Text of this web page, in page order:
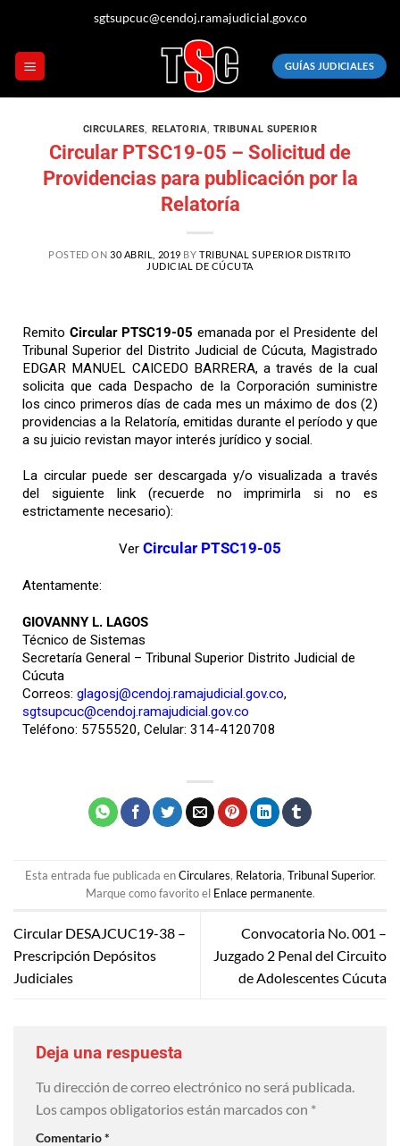
sgtsupcuc@cendoj.ramajudicial.gov.co
GUÍAS JUDICIALES
CIRCULARES, RELATORIA, TRIBUNAL SUPERIOR
Circular PTSC19-05 – Solicitud de
Providencias para publicación por la
Relatoría
POSTED ON 30 ABRIL, 2019 BYTRIBUNAL SUPERIOR DISTRITO
JUDICIAL DE CÚCUTA
Remito Circular PTSC19-05 emanada por el Presidente del
Tribunal Superior del Distrito Judicial de Cúcuta, Magistrado
EDGAR MANUEL CAICEDO BARRERA, a través de la cual
solicita que cada Despacho de la Corporación suministre
los cinco primeros días de cada mes un máximo de dos (2)
providencias a la Relatoría, emitidas durante el período y que
a su juicio revistan mayor interés jurídico y social.
La circular puede ser descargada y/o visualizada a través
del siguiente link (recuerde no imprimirla si no es
estrictamente necesario):
Ver Circular PTSC19-05
Atentamente:
GIOVANNY L. LAGOS
Técnico de Sistemas
Secretaría General – Tribunal Superior Distrito Judicial de
Cúcuta
Correos: glagosj@cendoj.ramajudicial.gov.co,
sgtsupcuc@cendoj.ramajudicial.gov.co
Teléfono: 5755520, Celular: 314-4120708
Esta entrada fue publicada enCirculares, Relatoria, Tribunal Superior.
Marque como favorito el Enlace permanente.
Circular DESAJCUC19-38 –
Prescripción Depósitos
Judiciales
Convocatoria No. 001 –
Juzgado 2 Penal del Circuito
de Adolescentes Cúcuta
Deja una respuesta
Tu dirección de correo electrónico no será publicada.
Los campos obligatorios están marcados con *
Comentario*